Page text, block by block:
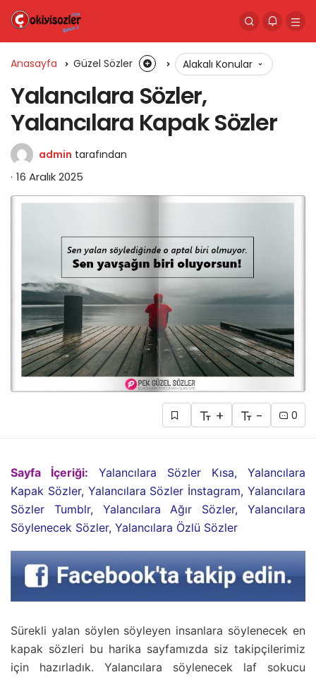
Anasayfa Güzel Sözler Alakalı Konular
Yalancılara Sözler,
Yalancılara Kapak Sözler
admin tarafından
16 Aralık 2025
+ - 0
Sayfa İçeriği:
Yalancılara Sözler Kısa, Yalancılara
Kapak Sözler, Yalancılara Sözler İnstagram, Yalancılara
Sözler Tumblr, Yalancılara Ağır Sözler, Yalancılara
Söylenecek Sözler, Yalancılara Özlü Sözler
Sürekli yalan söylen söyleyen insanlara söylenecek en
kapak sözleri bu harika sayfamızda siz takipçilerimiz
için hazırladık. Yalancılara söylenecek laf sokucu